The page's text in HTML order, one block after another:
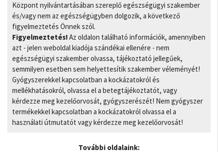
Központ nyilvántartásában szereplő egészségügyi szakember
és/vagy nem az egészségügyben dolgozik, a következő
figyelmeztetés Önnek szól.
Figyelmeztetés!Az oldalon található információk, amennyiben
azt - jelen weboldal kiadója szándékai ellenére - nem
egészségügyi szakember olvassa, tájékoztató jellegűek,
semmilyen esetben sem helyettesítik szakember véleményét!
Gyógyszerekkel kapcsolatban a kockázatokról és
mellékhatásokról, olvassa el a betegtájékoztatót, vagy
kérdezze meg kezelőorvosát, gyógyszerészét! Nem gyógyszer
termékekkel kapcsolatban a kockázatokról olvassa el a
használati útmutatót vagy kérdezze meg kezelőorvosát!
További oldalaink: